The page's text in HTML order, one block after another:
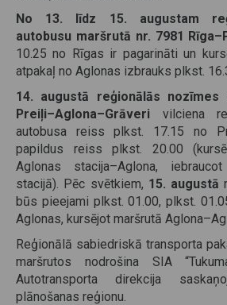
No 13. līdz 15. augustam
autobusu maršrutā nr. 7981
10.25 no Rīgas ir pagarināti un
atpakaļ no Aglonas izbrauks plkst.
14. augustā reģionālās nozīmes
Preiļi–Aglona–Grāveri vilciena
autobusa reiss plkst. 17.15 no
papildus reiss plkst. 20.00
Aglonas stacija–Aglona,
stacijā). Pēc svētkiem, 15. augustā
būs pieejami plkst. 01.00, plkst.
Aglonas, kursējot maršrutā
Reģionālā sabiedriskā transporta
maršrutos nodrošina SIA
Autotransporta direkcija
plānošanas reģionu.